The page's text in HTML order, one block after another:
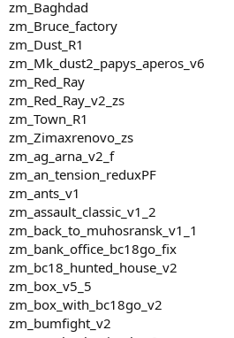
zm_Baghdad
zm_Bruce_factory
zm_Dust_R1
zm_Mk_dust2_papys_aperos_v6
zm_Red_Ray
zm_Red_Ray_v2_zs
zm_Town_R1
zm_Zimaxrenovo_zs
zm_ag_arna_v2_f
zm_an_tension_reduxPF
zm_ants_v1
zm_assault_classic_v1_2
zm_back_to_muhosransk_v1_1
zm_bank_office_bc18go_fix
zm_bc18_hunted_house_v2
zm_box_v5_5
zm_box_with_bc18go_v2
zm_bumfight_v2